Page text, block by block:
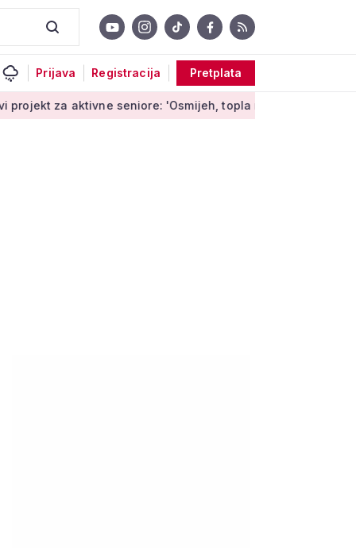
Prijava Registracija Pretplata
seniore: 'Osmijeh, topla riječ i stvaranje novih